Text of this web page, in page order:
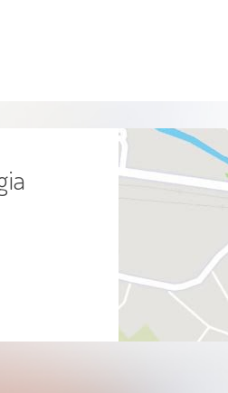
Perda Auditiva Provocada Por Ruído
Garganta inflamada
Hipertrofia de cornetos nasais; carne